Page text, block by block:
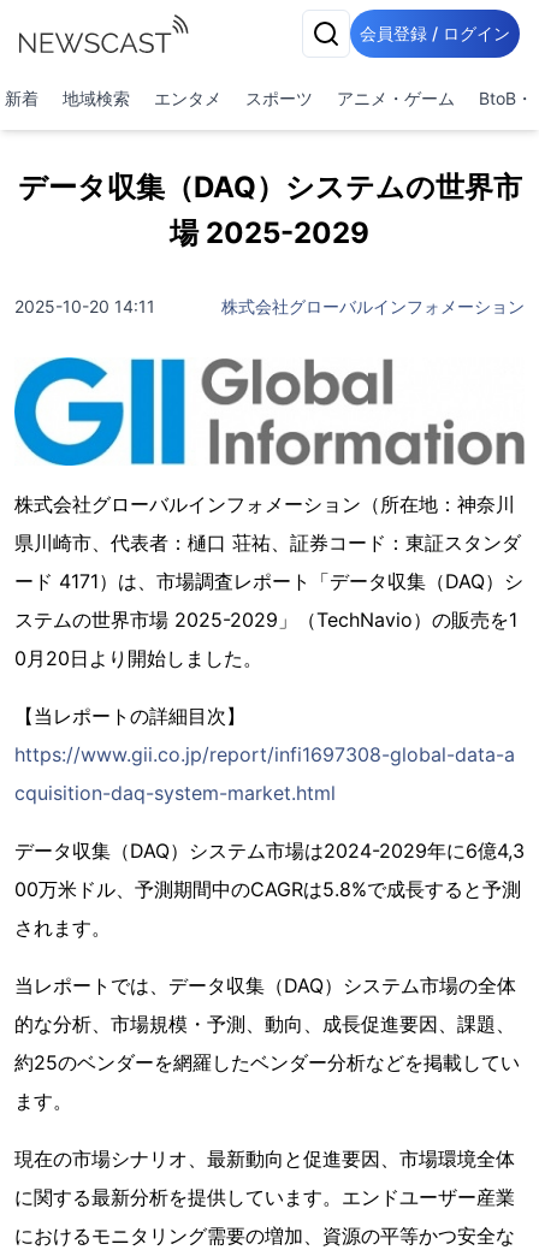
会員登録 / ログイン
新着 地域検索 エンタメ スポーツ アニメ・ゲーム BtoB・
データ収集（DAQ）システムの世界市
場 2025-2029
2025-10-20 14:11 株式会社グローバルインフォメーション
株式会社グローバルインフォメーション（所在地：神奈川
県川崎市、代表者：樋口 荘祐、証券コード：東証スタンダ
ード 4171）は、市場調査レポート「データ収集（DAQ）シ
ステムの世界市場 2025-2029」（TechNavio）の販売を1
0月20日より開始しました。
【当レポートの詳細目次】
https://www.gii.co.jp/report/infi1697308-global-data-a
cquisition-daq-system-market.html
データ収集（DAQ）システム市場は2024-2029年に6億4,3
00万米ドル、予測期間中のCAGRは5.8%で成長すると予測
されます。
当レポートでは、データ収集（DAQ）システム市場の全体
的な分析、市場規模・予測、動向、成長促進要因、課題、
約25のベンダーを網羅したベンダー分析などを掲載してい
ます。
現在の市場シナリオ、最新動向と促進要因、市場環境全体
に関する最新分析を提供しています。エンドユーザー産業
におけるモニタリング需要の増加、資源の平等かつ安全な